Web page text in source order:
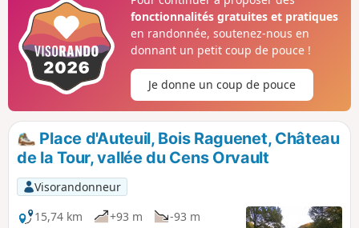
plongerez ensuite vers le Cens dont
vous suivrez la rive droite. Une
succession de chemins étroits et
bosselés vous ramènera jusqu'au pont
de la Baronnière. Vous retrouverez alors
un peu de goudron jusqu'au point de
fonctionnalités gratuites et pratiques
en randonnée, soutenez-nous en
donnant un petit coup de pouce !
Je donne un coup de pouce
Place d'Auteuil, Bois Raguenet, Château
de la Tour, vallée du Cens Orvault
Visorandonneur
15,74 km
+93 m
-93 m